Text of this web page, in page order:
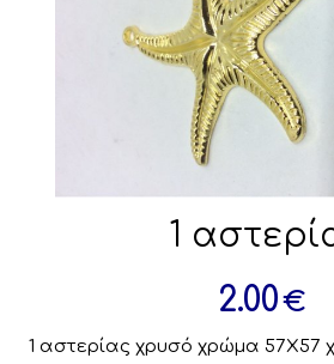
1
2.00€
1 αστερίας χρυσό χρώμα 57Χ57